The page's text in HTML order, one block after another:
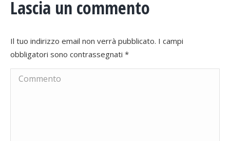
Lascia un commento
Il tuo indirizzo email non verrà pubblicato. I campi
obbligatori sono contrassegnati *
Commento